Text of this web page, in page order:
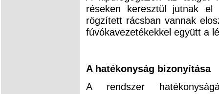
réseken keresztül jutnak
rögzített rácsban vannak
fúvókavezetékekkel együtt a
A hatékonyság bizonyítása
A rendszer